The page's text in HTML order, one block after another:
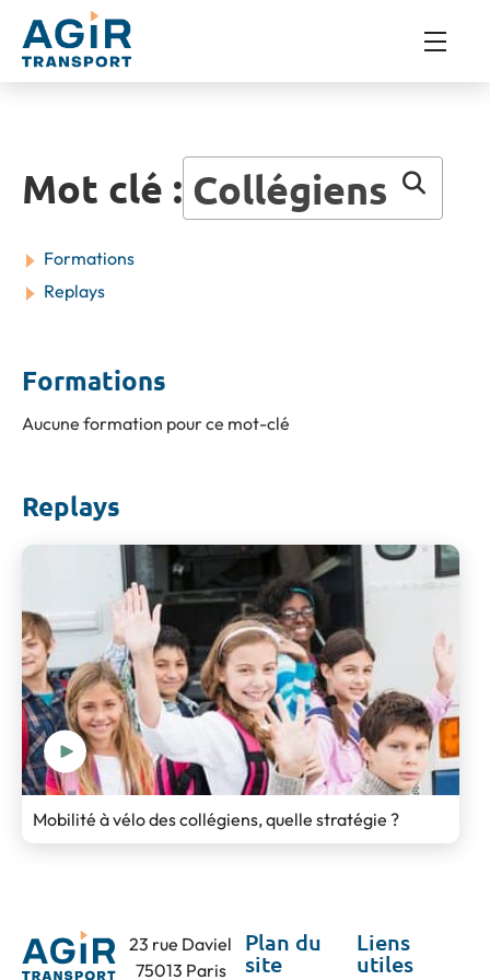
Mot clé : Collégiens
Formations
Replays
Formations
Aucune formation pour ce mot-clé
Replays
Mobilité à vélo des collégiens, quelle stratégie ?
23 rue Daviel
75013 Paris
Plan du
site
Liens
utiles